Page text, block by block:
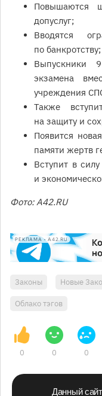
Данный
Повышаются
допуслуг;
Вводятся
по банкротству;
Выпускники
экзамена
учреждения
Также
на защиту и
Появится
памяти жертв
Вступит в
и
Фото: A42.RU
РЕКЛАМА • A42.RU
Законы Новые
Облако тэгов
0 0 0